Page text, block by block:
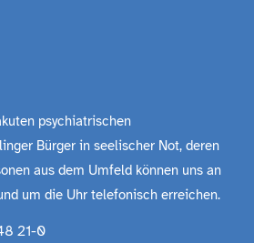
psychiatrischen
Bürger in seelischer Not, deren
aus dem Umfeld können uns an
um die Uhr telefonisch erreichen.
21-0